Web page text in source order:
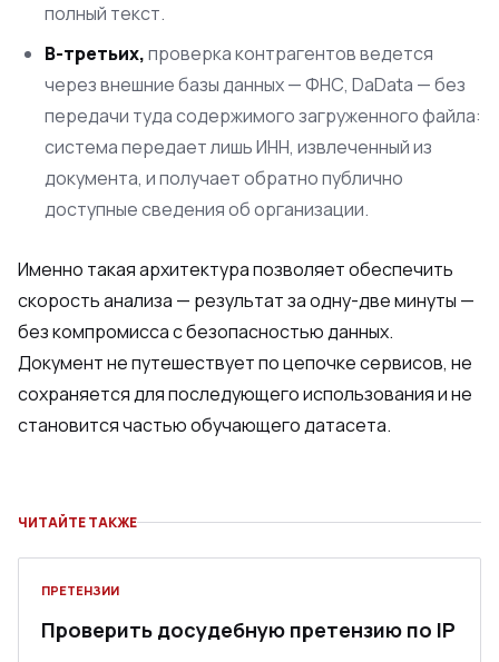
полный текст.
В-третьих,проверка контрагентов ведется
через внешние базы данных — ФНС, DaData — без
передачи туда содержимого загруженного файла:
система передает лишь ИНН, извлеченный из
документа, и получает обратно публично
доступные сведения об организации.
Именно такая архитектура позволяет обеспечить
скорость анализа — результат за одну-две минуты —
без компромисса с безопасностью данных.
Документ не путешествует по цепочке сервисов, не
сохраняется для последующего использования и не
становится частью обучающего датасета.
ЧИТАЙТЕ ТАКЖЕ
ПРЕТЕНЗИИ
Проверить досудебную претензию по IP